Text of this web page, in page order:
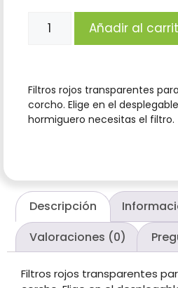
Añadir al
Filtros rojos transparentes
corcho. Elige en el
hormiguero necesitas el filtro.
Descripción
Valoraciones (0)
Filtros rojos transparentes